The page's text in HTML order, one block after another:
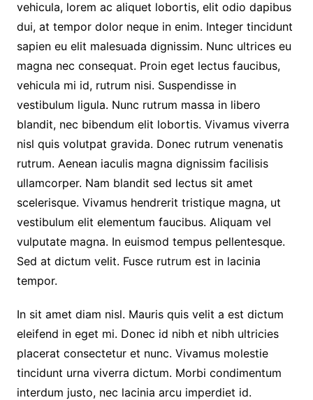
vehicula, lorem ac aliquet lobortis, elit odio dapibus
dui, at tempor dolor neque in enim. Integer tincidunt
sapien eu elit malesuada dignissim. Nunc ultrices eu
magna nec consequat. Proin eget lectus faucibus,
vehicula mi id, rutrum nisi. Suspendisse in
vestibulum ligula. Nunc rutrum massa in libero
blandit, nec bibendum elit lobortis. Vivamus viverra
nisl quis volutpat gravida. Donec rutrum venenatis
rutrum. Aenean iaculis magna dignissim facilisis
ullamcorper. Nam blandit sed lectus sit amet
scelerisque. Vivamus hendrerit tristique magna, ut
vestibulum elit elementum faucibus. Aliquam vel
vulputate magna. In euismod tempus pellentesque.
Sed at dictum velit. Fusce rutrum est in lacinia
tempor.
In sit amet diam nisl. Mauris quis velit a est dictum
eleifend in eget mi. Donec id nibh et nibh ultricies
placerat consectetur et nunc. Vivamus molestie
tincidunt urna viverra dictum. Morbi condimentum
interdum justo, nec lacinia arcu imperdiet id.